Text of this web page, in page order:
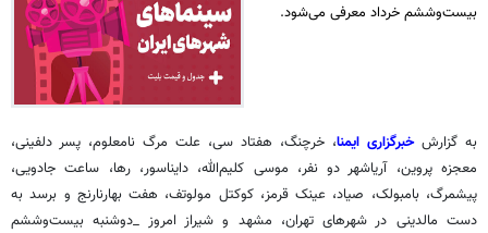
بیست‌وششم خرداد معرفی می‌شود.
به گزارش خبرگزاری ایمنا، خرچنگ، هفتاد سی، علت مرگ نامعلوم، پسر دلفینی،
معجزه پروین، آریاشهر دو نفر، موسی کلیم‌الله، دایناسور، رها، ساعت جادویی،
پیشمرگ، بامبولک، صیاد، عینک قرمز، کوکتل مولوتف، هفت بهارنارنج و برسد به
دست مالدینی در شهرهای تهران، مشهد و شیراز امروز _دوشنبه بیست‌وششم